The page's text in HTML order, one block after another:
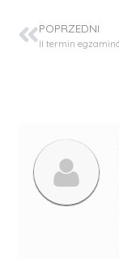
POPRZEDNI